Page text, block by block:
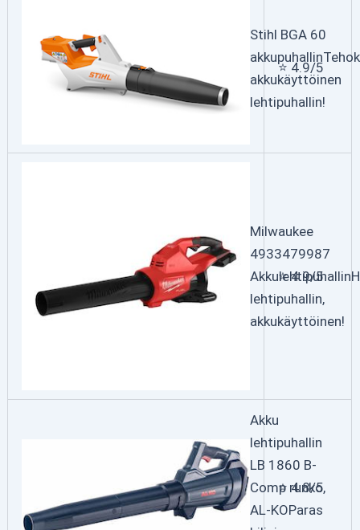
Stihl BGA 60
akkupuhallin
akkukäyttöinen
lehtipuhallin!
⭐ 4.9/5
Milwaukee
4933479987
Akkulehtipuhallin
lehtipuhallin,
akkukäyttöinen!
⭐ 4.9/5
Akku
lehtipuhallin
LB 1860 B-
Comp runko,
AL-KOParas
⭐ 4.8/5